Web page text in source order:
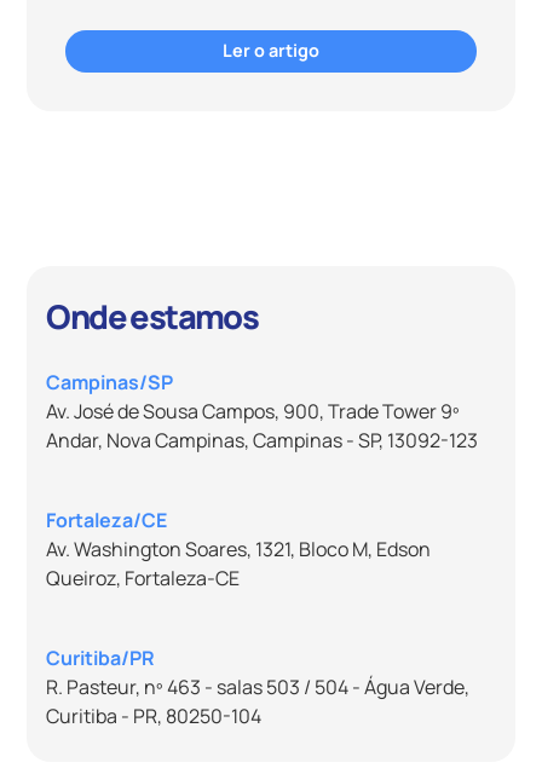
Planner de Vendas. Essa ferramenta foi
desenvolvida para trazer mais estratégia,
Ler o artigo
Onde estamos
Campinas/SP
Av. José de Sousa Campos, 900, Trade Tower 9º
Andar, Nova Campinas, Campinas - SP, 13092-123
Fortaleza/CE
Av. Washington Soares, 1321, Bloco M, Edson
Queiroz, Fortaleza-CE
Curitiba/PR
R. Pasteur, nº 463 - salas 503 / 504 - Água Verde,
Curitiba - PR, 80250-104